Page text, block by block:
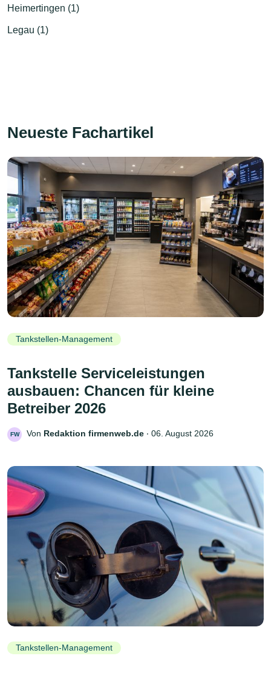
Heimertingen (1)
Legau (1)
Neueste Fachartikel
Tankstellen-Management
Tankstelle Serviceleistungen
ausbauen: Chancen für kleine
Betreiber 2026
FW Von Redaktion firmenweb.de ‧ 06. August 2026
Tankstellen-Management